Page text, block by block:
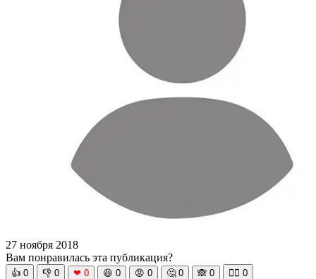
27 ноября 2018
Вам понравилась эта публикация?
👍 0 👎 0 ❤ 0 😆 0 😡 0 🤔 0 🙈 0 🧘‍♀️ 0